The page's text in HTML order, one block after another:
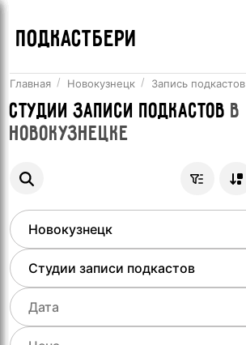
ПОДКАСТБЕРИ
Главная Новокузнецк Запись подкастов
Студии записи подкастов в
Новокузнецке